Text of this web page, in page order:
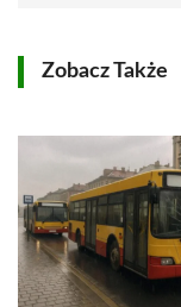
Zobacz Także